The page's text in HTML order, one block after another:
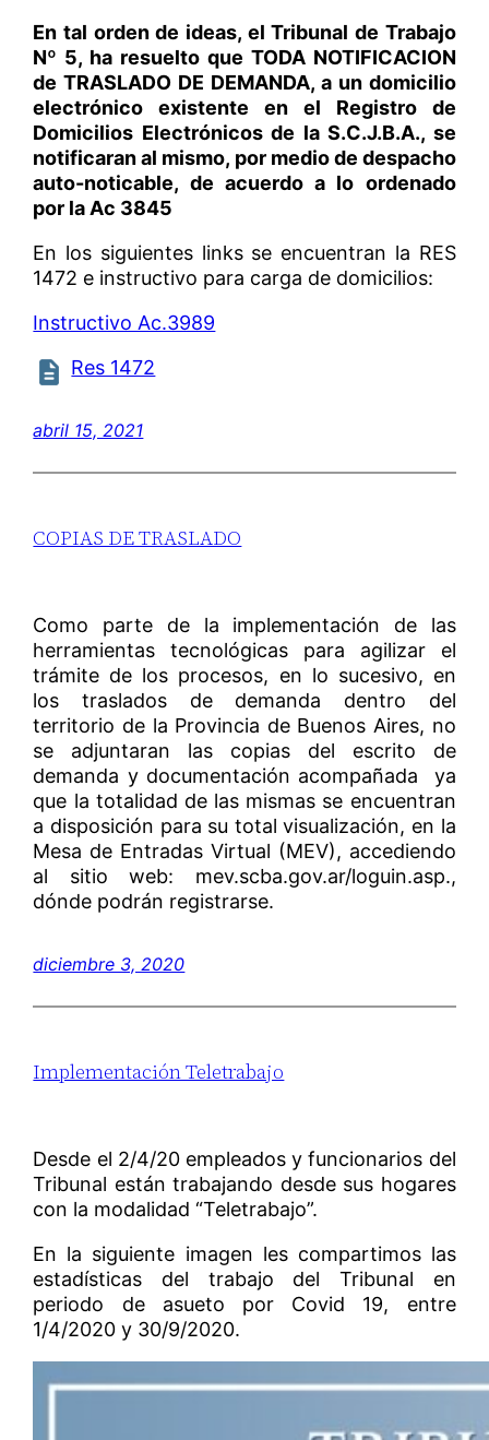
En tal orden de ideas, el Tribunal de Trabajo
Nº 5, ha resuelto que TODA NOTIFICACION
de TRASLADO DE DEMANDA, a un domicilio
electrónico existente en el Registro de
Domicilios Electrónicos de la S.C.J.B.A., se
notificaran al mismo, por medio de despacho
auto-noticable, de acuerdo a lo ordenado
por la Ac 3845
En los siguientes links se encuentran la RES
1472 e instructivo para carga de domicilios:
Instructivo Ac.3989
Res 1472
abril 15, 2021
COPIAS DE TRASLADO
Como parte de la implementación de las
herramientas tecnológicas para agilizar el
trámite de los procesos, en lo sucesivo, en
los traslados de demanda dentro del
territorio de la Provincia de Buenos Aires, no
se adjuntaran las copias del escrito de
demanda y documentación acompañada ya
que la totalidad de las mismas se encuentran
a disposición para su total visualización, en la
Mesa de Entradas Virtual (MEV), accediendo
al sitio web: mev.scba.gov.ar/loguin.asp.,
dónde podrán registrarse.
diciembre 3, 2020
Implementación Teletrabajo
Desde el 2/4/20 empleados y funcionarios del
Tribunal están trabajando desde sus hogares
con la modalidad “Teletrabajo”.
En la siguiente imagen les compartimos las
estadísticas del trabajo del Tribunal en
periodo de asueto por Covid 19, entre
1/4/2020 y 30/9/2020.